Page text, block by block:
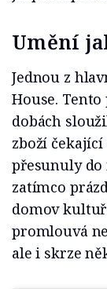
Umění
Jednou z
House.
dobách
zboží čekající
přesunuly
zatímco
domov
promlouvá
ale i skrze